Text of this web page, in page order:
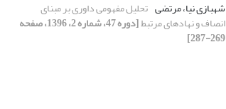
شهبازی نیا، مرتضی تحلیل مفهومی داوری بر مبنای
انصاف و نهادهای مرتبط [دوره 47، شماره 2، 1396، صفحه
269-287]